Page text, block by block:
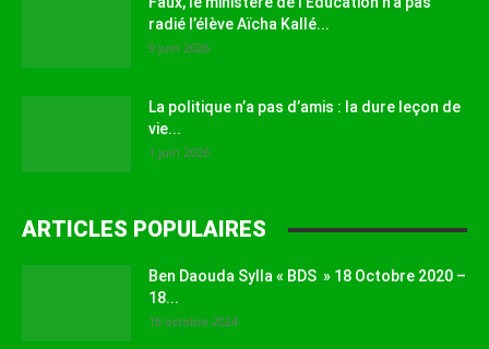
radié l’élève Aïcha Kallé...
9 juin 2026
La politique n’a pas d’amis : la dure leçon de
vie...
1 juin 2026
ARTICLES POPULAIRES
Ben Daouda Sylla « BDS » 18 Octobre 2020 –
18...
18 octobre 2024